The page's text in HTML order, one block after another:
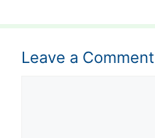
Leave a Comment